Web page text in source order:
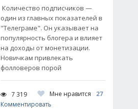
Количество подписчиков —
один из главных показателей в
"Телеграме". Он указывает на
популярность блогера и влияет
на доходы от монетизации.
Новичкам привлекать
фолловеров порой
7 319 Мне нравится
27
Комментировать